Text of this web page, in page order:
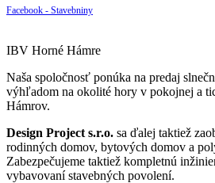
Facebook - Stavebniny
IBV Horné Hámre
Naša spoločnosť ponúka na predaj
výhľadom na okolité hory v pokojnej a
Hámrov.
Design Project s.r.o. sa ďalej taktiež
rodinných domov, bytových domov a
Zabezpečujeme taktiež kompletnú
vybavovaní stavebných povolení.